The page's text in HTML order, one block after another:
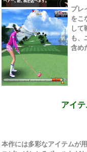
プレ
をこ
して
も、
含め
アイ
本作には多彩なアイテムが